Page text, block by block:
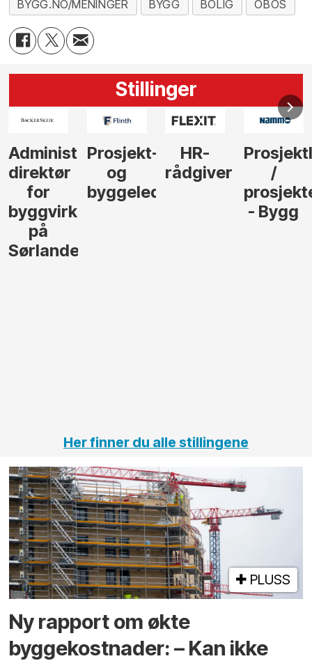
BYGG.NO/MENINGER
BYGG BOLIG OBOS
Stillinger
HR-
rådgiver
Prosjektleder
/
prosjekteringsleder
Vi
behøver
elektrofagfolk
Anlegg
søker
Elektro
Her finner du alle stillingene
PLUSS
Ny rapport om økte
byggekostnader: – Kan ikke